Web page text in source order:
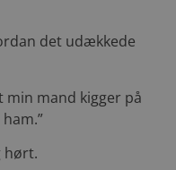
det udækkede
min mand kigger på
hørt.